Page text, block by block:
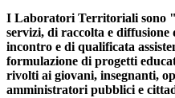
I Laboratori Territoriali sono
servizi, di raccolta e
incontro e di qualificata
formulazione di progetti
rivolti ai giovani, insegnanti,
amministratori pubblici e